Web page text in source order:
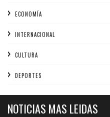
ECONOMÍA
INTERNACIONAL
CULTURA
DEPORTES
NOTICIAS MAS LEIDAS